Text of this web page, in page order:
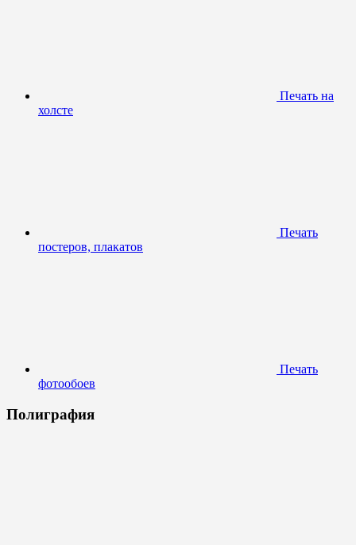
Печать на
холсте
Печать
постеров, плакатов
Печать
фотообоев
Полиграфия